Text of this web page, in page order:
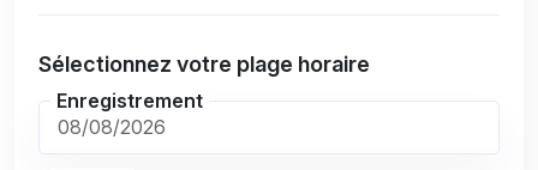
Sélectionnez votre plage horaire
Enregistrement